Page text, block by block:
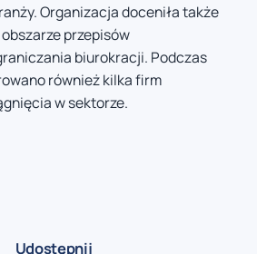
Organizacja doceniła także
przepisów
biurokracji. Podczas
również kilka firm
w sektorze.
Udostępnij